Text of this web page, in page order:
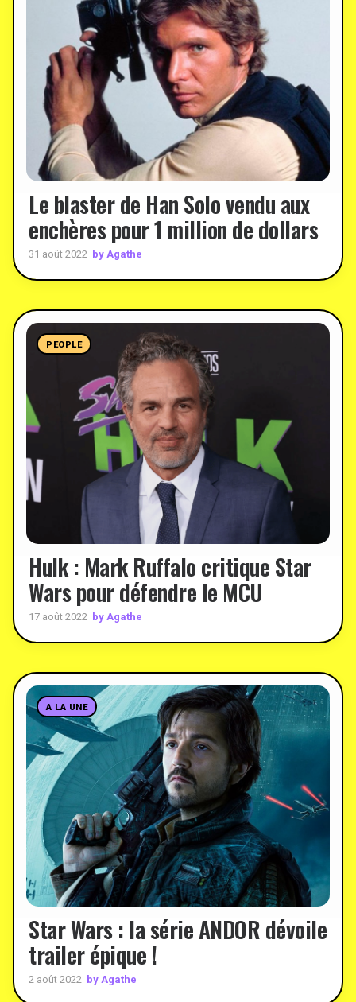
Le blaster de Han Solo vendu aux
enchères pour 1 million de dollars
31 août 2022 by Agathe
PEOPLE
Hulk : Mark Ruffalo critique Star
Wars pour défendre le MCU
17 août 2022 by Agathe
A LA UNE
Star Wars : la série ANDOR dévoile
trailer épique !
2 août 2022 by Agathe